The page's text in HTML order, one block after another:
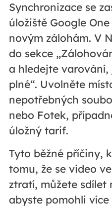
Synchronizace se
úložiště Google
novým zálohám. V
do sekce
a hledejte varování,
plné“. Uvolněte
nepotřebných
nebo Fotek,
úložný tarif.
Tyto běžné příčiny,
tomu, že se video
ztratí, můžete sdílet
abyste pomohli